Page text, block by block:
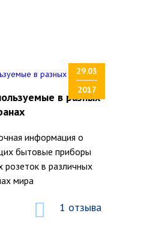
29.03
2017
в разных
информация о
бытовые приборы
розеток в различных
мира
1 отзыва